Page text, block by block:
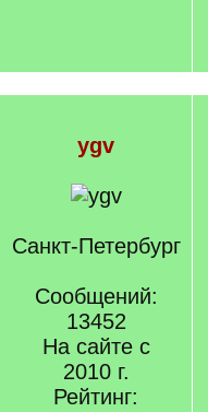
ygv
Санкт-Петербург
Сообщений:
13452
На сайте с
2010 г.
Рейтинг: